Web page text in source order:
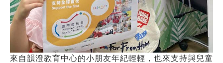
來自韻澄教育中心的小朋友年紀輕輕，也來支持與兒童